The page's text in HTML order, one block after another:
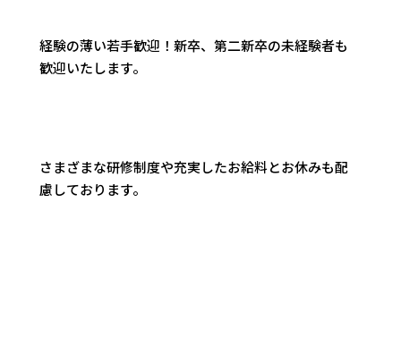
経験の薄い若手歓迎！新卒、第二新卒の未経験者も
歓迎いたします。
さまざまな研修制度や充実したお給料とお休みも配
慮しております。